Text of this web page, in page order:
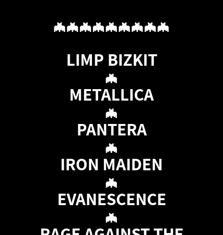
🦇🦇🦇🦇🦇🦇🦇🦇🦇
LIMP BIZKIT
🦇
METALLICA
🦇
PANTERA
🦇
IRON MAIDEN
🦇
EVANESCENCE
🦇